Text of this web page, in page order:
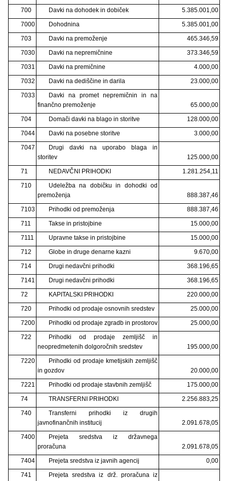
700
Davki na dohodek in dobiček
5.385.001,00
7000
Dohodnina
5.385.001,00
703
Davki na premoženje
465.346,59
7030
Davki na nepremičnine
373.346,59
7031
Davki na premičnine
4.000,00
7032
Davki na dediščine in darila
23.000,00
7033
Davki na promet nepremičnin in na
finančno premoženje
65.000,00
704
Domači davki na blago in storitve
128.000,00
7044
Davki na posebne storitve
3.000,00
7047
Drugi davki na uporabo blaga in
storitev
125.000,00
71
NEDAVČNI PRIHODKI
1.281.254,11
710
Udeležba na dobičku in dohodki od
premoženja
888.387,46
7103
Prihodki od premoženja
888.387,46
711
Takse in pristojbine
15.000,00
7111
Upravne takse in pristojbine
15.000,00
712
Globe in druge denarne kazni
9.670,00
714
Drugi nedavčni prihodki
368.196,65
7141
Drugi nedavčni prihodki
368.196,65
72
KAPITALSKI PRIHODKI
220.000,00
720
Prihodki od prodaje osnovnih sredstev
25.000,00
7200
Prihodki od prodaje zgradb in prostorov
25.000,00
722
Prihodki od prodaje zemljišč in
neopredmetenih dolgoročnih sredstev
195.000,00
7220
Prihodki od prodaje kmetijskih zemljišč
in gozdov
20.000,00
7221
Prihodki od prodaje stavbnih zemljišč
175.000,00
74
TRANSFERNI PRIHODKI
2.256.883,25
740
Transferni prihodki iz drugih
javnofinančnih institucij
2.091.678,05
7400
Prejeta sredstva iz državnega
proračuna
2.091.678,05
7404
Prejeta sredstva iz javnih agencij
0,00
741
Prejeta sredstva iz drž. proračuna iz